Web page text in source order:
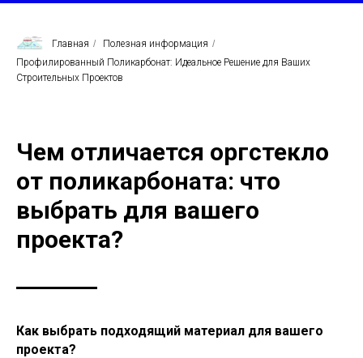
Главная / Полезная информация /
Профилированный Поликарбонат: Идеальное Решение для Ваших
Строительных Проектов
Чем отличается оргстекло
от поликарбоната: что
выбрать для вашего
проекта?
Как выбрать подходящий материал для вашего
проекта?